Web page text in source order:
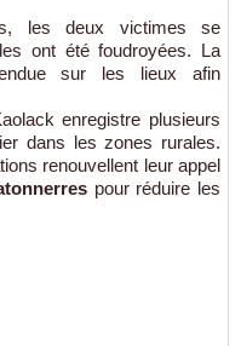
les deux victimes se
ont été foudroyées. La
sur les lieux afin
enregistre plusieurs
dans les zones rurales.
renouvellent leur appel
pour réduire les